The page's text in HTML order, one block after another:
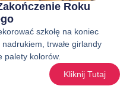
Roku
szkołę na koniec
trwałe girlandy
palety kolorów.
Kliknij Tutaj